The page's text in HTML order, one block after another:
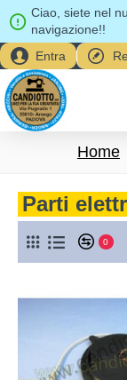
Ciao, siete nel
navigazione!!
Entra
Home
Parti
0